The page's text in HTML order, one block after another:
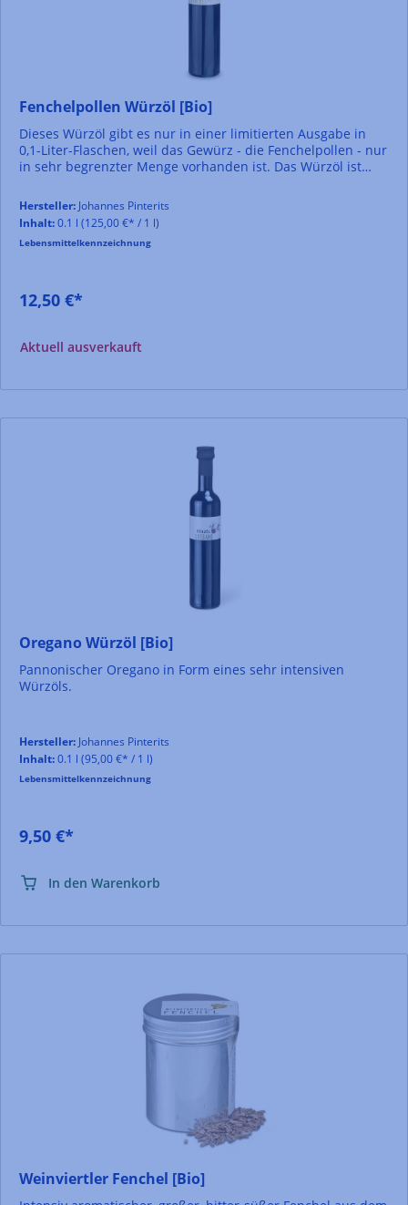
Fenchelpollen Würzöl [Bio]
Dieses Würzöl gibt es nur in einer limitierten Ausgabe in
0,1-Liter-Flaschen, weil das Gewürz - die Fenchelpollen - nur
in sehr begrenzter Menge vorhanden ist. Das Würzöl ist
Kalb, Lamm, Geflügel, Wild, Suppen, Saucen, Pasta, Risotti,
Paradeisern/Tomaten, Gemüsegerichten, Salaten und Käse.
Versuchen Sie es auch zu Desserts, Eis und anderen
Süßspeisen. Tipp: Beträufeln Sie Brot (z.B. Ciabatta) mit
Hersteller: Johannes Pinterits
Inhalt:0.1 l (125,00 €* / 1 l)
Lebensmittelkennzeichnung
12,50 €*
Aktuell ausverkauft
Oregano Würzöl [Bio]
Pannonischer Oregano in Form eines sehr intensiven
Würzöls.
Hersteller: Johannes Pinterits
Inhalt:0.1 l (95,00 €* / 1 l)
Lebensmittelkennzeichnung
9,50 €*
In den Warenkorb
Weinviertler Fenchel [Bio]